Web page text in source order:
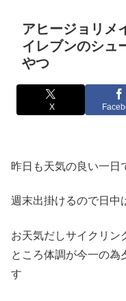
アヒージョリ
イレブンのシュ
やつ
X
昨日も天気の良い一日
週末出掛けるので日中
お天気だしサイクリン
ところ体調が今一の為
す